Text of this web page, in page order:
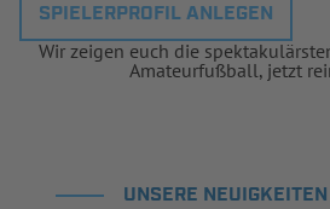
SPIELERPROFIL ANLEGEN
Wir zeigen euch die
Amateurfußball, jetzt
UNSERE